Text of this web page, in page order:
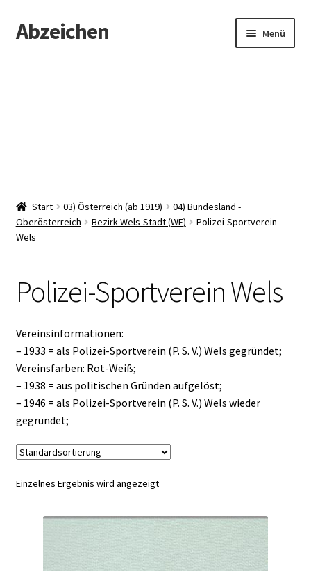
Zur
Navigation
Zum
Inhalt
Abzeichen Menü
Start 03) Österreich (ab 1919)
04) Bundesland -
Oberösterreich
Bezirk Wels-Stadt (WE)
Polizei-Sportverein
Wels
Polizei-Sportverein Wels
Vereinsinformationen:
– 1933 = als Polizei-Sportverein (P. S. V.) Wels gegründet;
Vereinsfarben: Rot-Weiß;
– 1938 = aus politischen Gründen aufgelöst;
– 1946 = als Polizei-Sportverein (P. S. V.) Wels wieder
gegründet;
Einzelnes Ergebnis wird angezeigt